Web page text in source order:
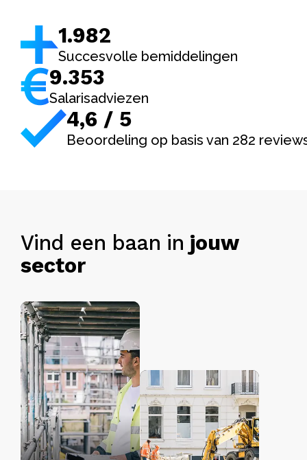
1.982
Succesvolle bemiddelingen
9.353
Salarisadviezen
4,6 / 5
Beoordeling op basis van 282
Vind een baan in jouw
sector